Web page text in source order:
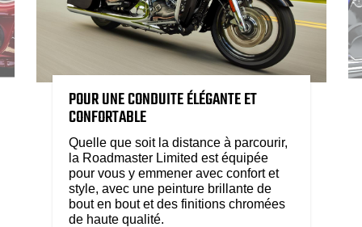
POUR UNE CONDUITE ÉLÉGANTE ET
CONFORTABLE
Quelle que soit la distance à parcourir,
la Roadmaster Limited est équipée
pour vous y emmener avec confort et
style, avec une peinture brillante de
bout en bout et des finitions chromées
de haute qualité.